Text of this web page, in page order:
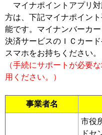
マイナポイントアプリ
方は、下記マイナポイン
能です。マイナンバーカ
決済サービスのＩＣカー
スマホをお持ちください。
（手続にサポートが必要
用ください。）
事業者名
市役
ドセ